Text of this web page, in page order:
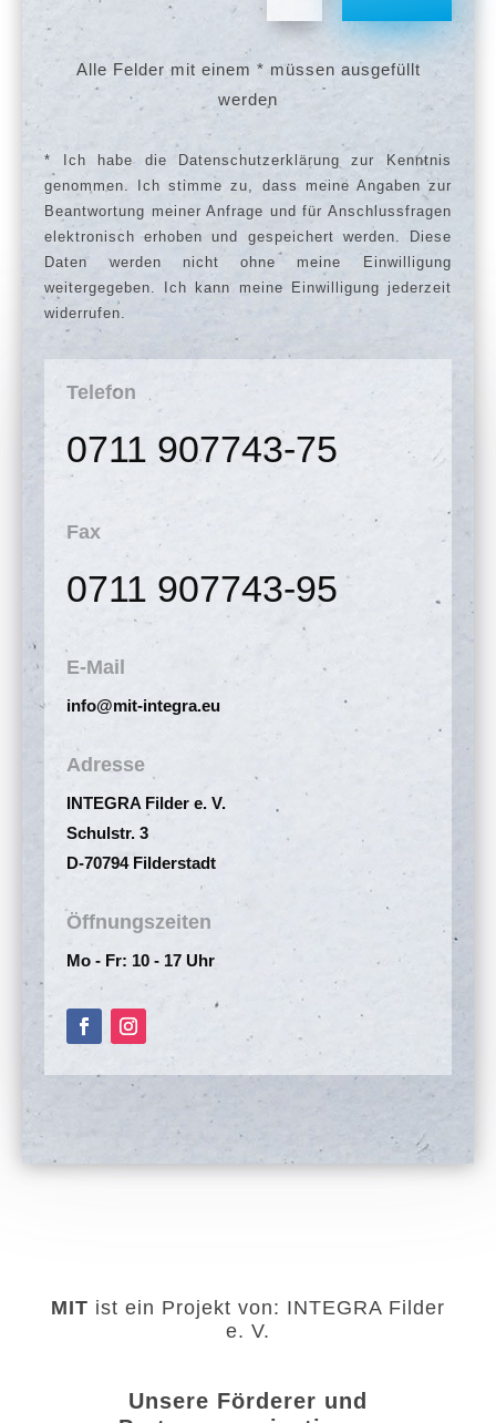
Alle Felder mit einem * müssen ausgefüllt
werden
* Ich habe die Datenschutzerklärung zur Kenntnis
genommen. Ich stimme zu, dass meine Angaben zur
Beantwortung meiner Anfrage und für Anschlussfragen
elektronisch erhoben und gespeichert werden. Diese
Daten werden nicht ohne meine Einwilligung
weitergegeben. Ich kann meine Einwilligung jederzeit
widerrufen.
Telefon
0711 907743-75
Fax
0711 907743-95
E-Mail
info@mit-integra.eu
Adresse
INTEGRA Filder e. V.
Schulstr. 3
D-70794 Filderstadt
Öffnungszeiten
Mo - Fr: 10 - 17 Uhr
MIT ist ein Projekt von: INTEGRA Filder
e. V.
Unsere Förderer und